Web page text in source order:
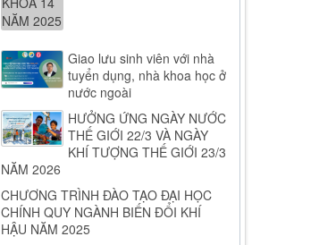
Giao lưu sinh viên với nhà
tuyển dụng, nhà khoa học ở
nước ngoài
HƯỞNG ỨNG NGÀY NƯỚC
THẾ GIỚI 22/3 VÀ NGÀY
KHÍ TƯỢNG THẾ GIỚI 23/3
NĂM 2026
CHƯƠNG TRÌNH ĐÀO TẠO ĐẠI HỌC
CHÍNH QUY NGÀNH BIẾN ĐỔI KHÍ
HẬU NĂM 2025